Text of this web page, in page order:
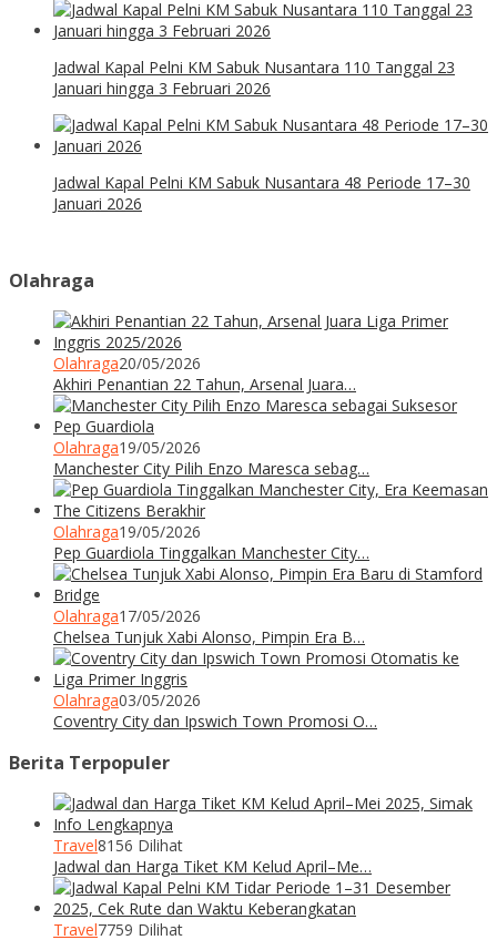
Jadwal Kapal Pelni KM Sabuk Nusantara 110 Tanggal 23
Januari hingga 3 Februari 2026
Jadwal Kapal Pelni KM Sabuk Nusantara 48 Periode 17–30
Januari 2026
Olahraga
Olahraga20/05/2026
Akhiri Penantian 22 Tahun, Arsenal Juara…
Olahraga19/05/2026
Manchester City Pilih Enzo Maresca sebag…
Olahraga19/05/2026
Pep Guardiola Tinggalkan Manchester City…
Olahraga17/05/2026
Chelsea Tunjuk Xabi Alonso, Pimpin Era B…
Olahraga03/05/2026
Coventry City dan Ipswich Town Promosi O…
Berita Terpopuler
Travel8156 Dilihat
Jadwal dan Harga Tiket KM Kelud April–Me…
Travel7759 Dilihat